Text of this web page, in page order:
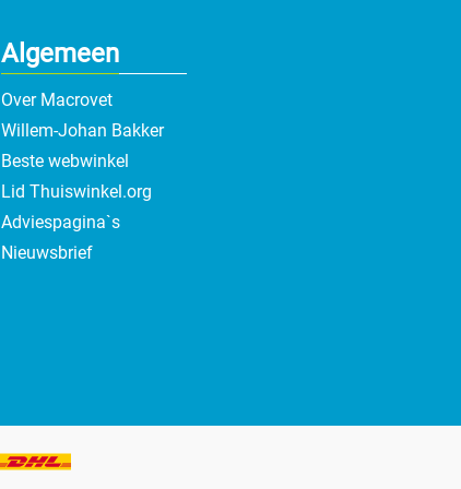
Algemeen
Over Macrovet
Willem-Johan Bakker
Beste webwinkel
Lid Thuiswinkel.org
Adviespagina`s
Nieuwsbrief